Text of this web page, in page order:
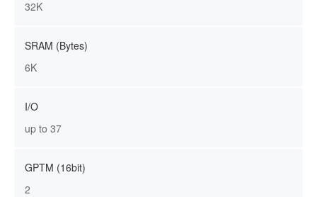
32K
SRAM (Bytes)
6K
I/O
up to 37
GPTM (16bit)
2